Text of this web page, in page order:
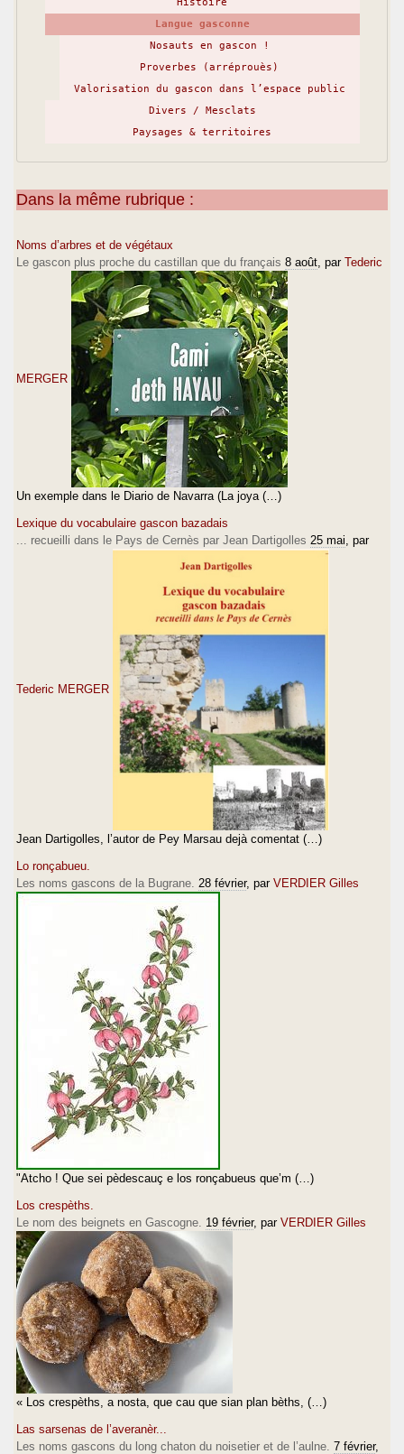
Langue gasconne
Nosauts en gascon !
Proverbes (arréprouès)
Valorisation du gascon dans l’espace public
Divers / Mesclats
Paysages & territoires
Dans la même rubrique :
Noms d’arbres et de végétaux
Le gascon plus proche du castillan que du français 8 août , par Tederic
MERGER
Un exemple dans le Diario de Navarra (La joya (…)
Lexique du vocabulaire gascon bazadais
... recueilli dans le Pays de Cernès par Jean Dartigolles 25 mai , par
Tederic MERGER
Jean Dartigolles, l’autor de Pey Marsau dejà comentat (…)
Lo ronçabueu.
Les noms gascons de la Bugrane. 28 février, par VERDIER Gilles
"Atcho ! Que sei pèdescauç e los ronçabueus que’m (…)
Los crespèths.
Le nom des beignets en Gascogne. 19 février, par VERDIER Gilles
« Los crespèths, a nosta, que cau que sian plan bèths, (…)
Las sarsenas de l’averanèr...
Les noms gascons du long chaton du noisetier et de l’aulne. 7 février,